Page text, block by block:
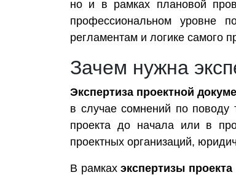
но и в рамках плановой
профессиональном уровне
регламентам и логике самого
Зачем нужна
Экспертиза проектной
в случае сомнений по поводу
проекта до начала или в
проектных организаций,
В рамкахэкспертизы проекта